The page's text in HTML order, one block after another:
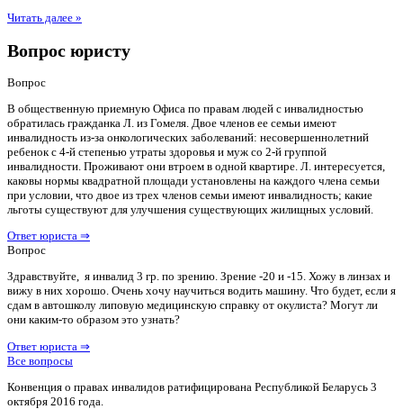
Читать далее »
Вопрос юристу
Вопрос
В общественную приемную Офиса по правам людей с инвалидностью
обратилась гражданка Л. из Гомеля. Двое членов ее семьи имеют
инвалидность из-за онкологических заболеваний: несовершеннолетний
ребенок с 4-й степенью утраты здоровья и муж со 2-й группой
инвалидности. Проживают они втроем в одной квартире. Л. интересуется,
каковы нормы квадратной площади установлены на каждого члена семьи
при условии, что двое из трех членов семьи имеют инвалидность; какие
льготы существуют для улучшения существующих жилищных условий.
Ответ юриста ⇒
Вопрос
Здравствуйте, я инвалид 3 гр. по зрению. Зрение -20 и -15. Хожу в линзах и
вижу в них хорошо. Очень хочу научиться водить машину. Что будет, если я
сдам в автошколу липовую медицинскую справку от окулиста? Могут ли
они каким-то образом это узнать?
Ответ юриста ⇒
Все вопросы
Конвенция о правах инвалидов ратифицирована Республикой Беларусь 3
октября 2016 года.